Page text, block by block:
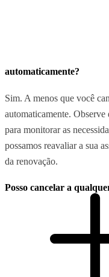
automaticamente?
Sim. A menos que você
automaticamente.
para monitorar as
possamos reavaliar a sua
da renovação.
Posso cancelar a